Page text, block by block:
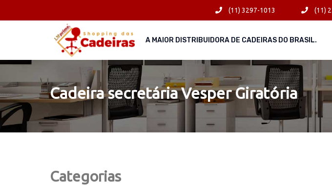
(11) 3297-1013 (11)
A MAIOR DISTRIBUIDORA DE CADEIRAS DO BRASIL.
Cadeira secretária Vesper Giratória
Categorias